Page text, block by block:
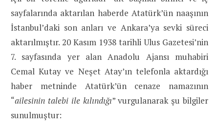
sayfalarında aktarılan haberde Atatürk’ün naaşının
İstanbul’daki son anları ve Ankara’ya sevki süreci
aktarılmıştır. 20 Kasım 1938 tarihli Ulus Gazetesi’nin
7. sayfasında yer alan Anadolu Ajansı muhabiri
Cemal Kutay ve Neşet Atay’ın telefonla aktardığı
haber metninde Atatürk’ün cenaze namazının
“ailesinin talebi ile kılındığı” vurgulanarak şu bilgiler
sunulmuştur: